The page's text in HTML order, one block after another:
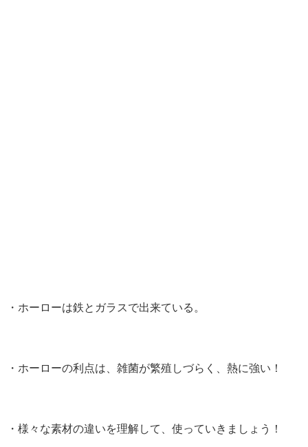
・ホーローは鉄とガラスで出来ている。
・ホーローの利点は、雑菌が繁殖しづらく、熱に強い！
・様々な素材の違いを理解して、使っていきましょう！